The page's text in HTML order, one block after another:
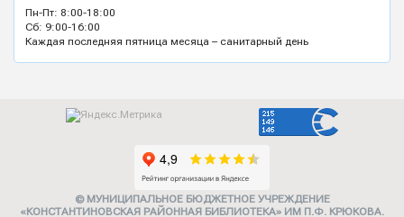
Пн-Пт: 8:00-18:00
Сб: 9:00-16:00
Каждая последняя пятница месяца – санитарный день
© МУНИЦИПАЛЬНОЕ БЮДЖЕТНОЕ УЧРЕЖДЕНИЕ
«КОНСТАНТИНОВСКАЯ РАЙОННАЯ БИБЛИОТЕКА» ИМ П.Ф. КРЮКОВА.